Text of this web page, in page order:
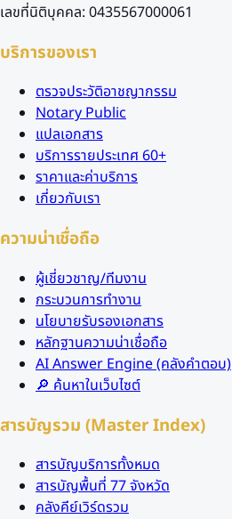
เลขที่นิติบุคคล: 0435567000061
บริการของเรา
ตรวจประวัติอาชญากรรม
Notary Public
แปลเอกสาร
บริการรายประเทศ 60+
ราคาและค่าบริการ
เกี่ยวกับเรา
ความน่าเชื่อถือ
ผู้เชี่ยวชาญ/ทีมงาน
กระบวนการทำงาน
นโยบายรับรองเอกสาร
หลักฐานความน่าเชื่อถือ
AI Answer Engine (คลังคำตอบ)
🔎 ค้นหาในเว็บไซต์
สารบัญรวม (Master Index)
สารบัญบริการทั้งหมด
สารบัญพื้นที่ 77 จังหวัด
คลังคีย์เวิร์ดรวม